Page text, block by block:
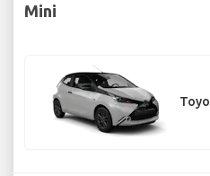
Mini